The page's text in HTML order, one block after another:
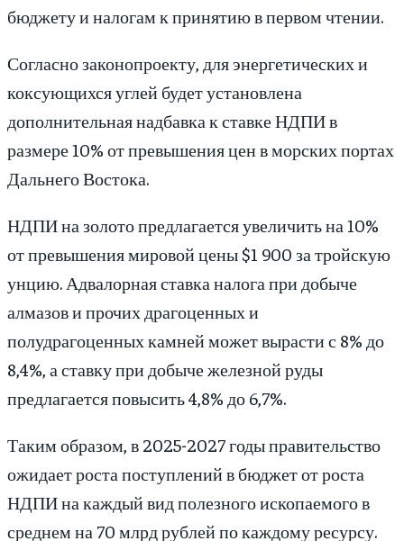
бюджету и налогам к принятию в первом чтении.
Согласно законопроекту, для энергетических и
коксующихся углей будет установлена
дополнительная надбавка к ставке НДПИ в
размере 10% от превышения цен в морских портах
Дальнего Востока.
НДПИ на золото предлагается увеличить на 10%
от превышения мировой цены $1 900 за тройскую
унцию. Адвалорная ставка налога при добыче
алмазов и прочих драгоценных и
полудрагоценных камней может вырасти с 8% до
8,4%, а ставку при добыче железной руды
предлагается повысить 4,8% до 6,7%.
Таким образом, в 2025-2027 годы правительство
ожидает роста поступлений в бюджет от роста
НДПИ на каждый вид полезного ископаемого в
среднем на 70 млрд рублей по каждому ресурсу.